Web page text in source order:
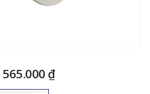
565.000 ₫Khoảng